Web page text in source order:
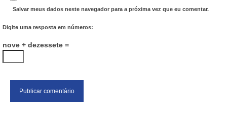
Salvar meus dados neste navegador para a próxima vez que eu comentar.
Digite uma resposta em números:
nove + dezessete =